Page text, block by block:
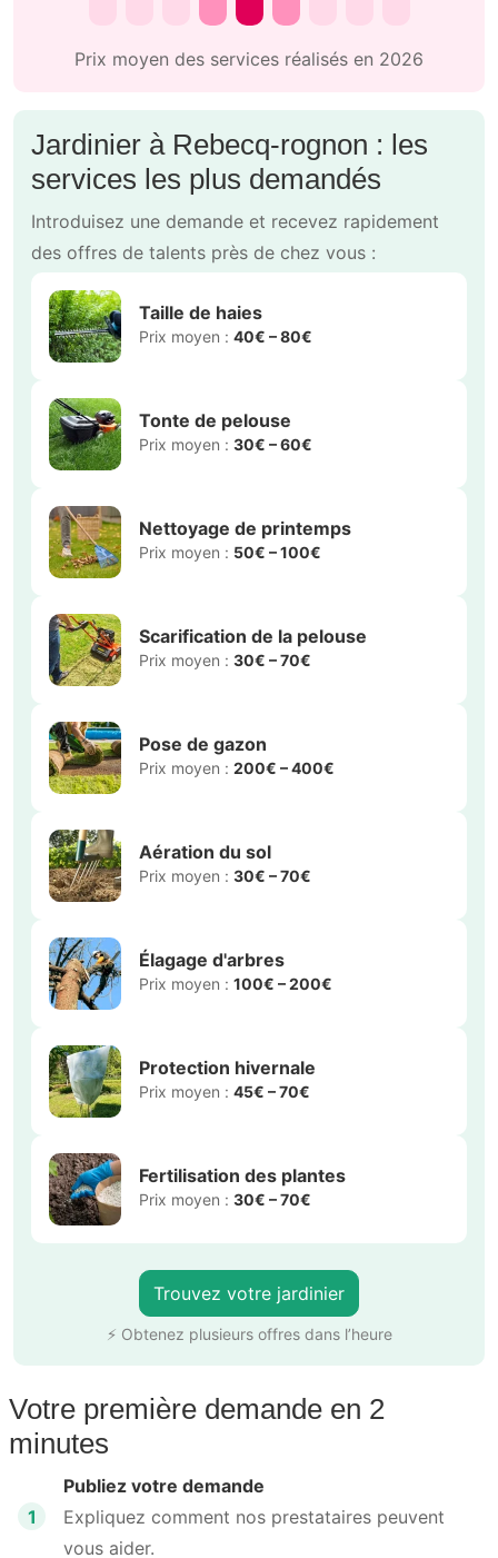
⚡ Obtenez plusieurs offres dans l’heure
1
Publiez votre demande
Expliquez comment nos prestataires peuvent
vous aider.
Comparez leurs offres
Recevez des offres de prestataires de confiance
et consultez leur profil.
Sélectionnez votre prestataire
Choisissez le bon prestataire pour votre
demande.
Particulier ou professionnel, gagnez
de l’argent grâce à vos compétences
Plus de 4.000 jobs par semaine pour particuliers
et indépendants
librement votre rémunération
Recevez le paiement de vos prestations sous 48
heures
S’inscrire en tant que jardinier
Olivier
149 avis
Olivier a gagné
5.350 €
Ring Twice, première plateforme agréée
par le gouvernement